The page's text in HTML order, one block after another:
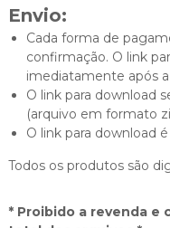
Envio:
Cada forma de
confirmação. O link
imediatamente após
O link para download
(arquivo em formato
O link para download
Todos os produtos são
* Proibido a revenda e